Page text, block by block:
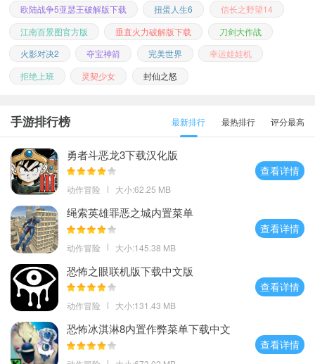
欧陆战争5亚瑟王破解版下载
扭蛋人生6
信长之野望14
江南百景图官方版
垂直火力破解版下载
刀剑大作战
火影对决2
夺宝神箭 完美世界
幸运娃娃机
拒绝上班
灵契少女 封仙之怒
手游排行榜 最新排行 最热排行 评分最高
勇者斗恶龙3下载汉化版
动作冒险 大小:62.25 MB
查看详情
绳索英雄罪恶之城内置菜单
动作冒险 大小:145.38 MB
查看详情
恐怖之眼联机版下载中文版
动作冒险 大小:131.43 MB
查看详情
恐怖冰淇淋8内置作弊菜单下载中文
查看详情